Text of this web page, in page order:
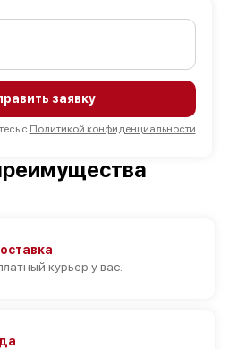
заявку
с Политикой конфиденциальности
курьер у вас.